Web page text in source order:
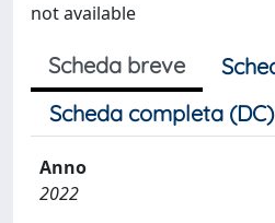
not available
Scheda breve
Scheda completa (DC)
Anno
2022